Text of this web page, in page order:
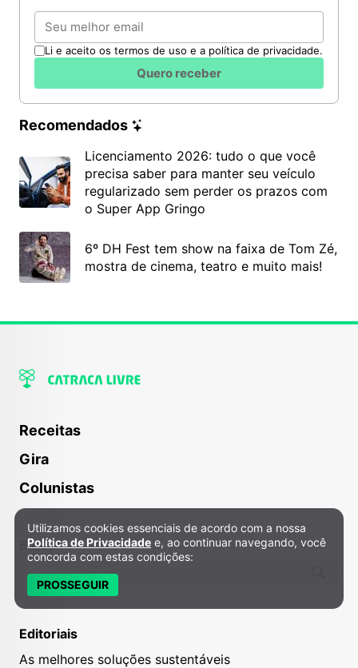
Email
Li e aceito os termos de uso e a política de privacidade.
Quero receber
Recomendados
Licenciamento 2026: tudo o que você
precisa saber para manter seu veículo
regularizado sem perder os prazos com
o Super App Gringo
6º DH Fest tem show na faixa de Tom Zé,
mostra de cinema, teatro e muito mais!
Receitas
Gira
Colunistas
Buscar
Editoriais
As melhores soluções sustentáveis
Política de Privacidade e Cookies
Utilizamos cookies essenciais de acordo com a nossa
Política de Privacidade e, ao continuar navegando, você
concorda com estas condições:
PROSSEGUIR